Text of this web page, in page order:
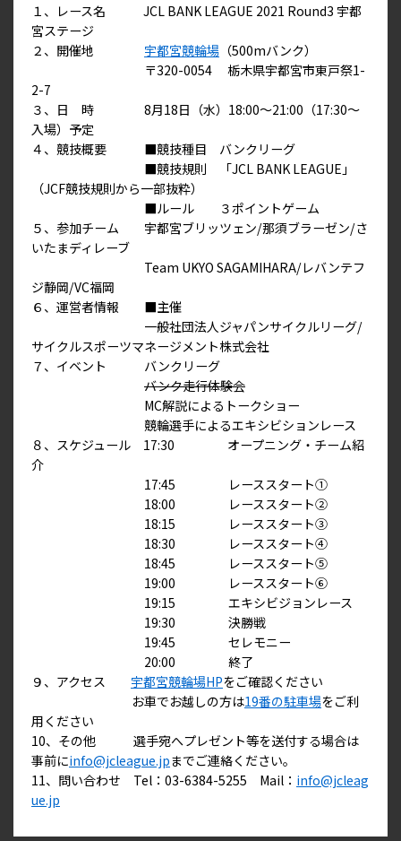
１、レース名 JCL BANK LEAGUE 2021 Round3 宇都
宮ステージ
２、開催地 宇都宮競輪場 （500mバンク）
〒320-0054 栃木県宇都宮市東戸祭1-
2-7
３、日 時 8月18日（水）18:00～21:00（17:30～
入場）予定
４、競技概要 ■競技種目 バンクリーグ
■競技規則 「JCL BANK LEAGUE」
（JCF競技規則から一部抜粋）
■ルール ３ポイントゲーム
５、参加チーム 宇都宮ブリッツェン/那須ブラーゼン/さ
いたまディレーブ
Team UKYO SAGAMIHARA/レバンテフ
ジ静岡/VC福岡
６、運営者情報 ■主催
一般社団法人ジャパンサイクルリーグ/
サイクルスポーツマネージメント株式会社
７、イベント バンクリーグ
バンク走行体験会
MC解説によるトークショー
競輪選手によるエキシビションレース
８、スケジュール 17:30 オープニング・チーム紹
介
17:45 レーススタート①
18:00 レーススタート②
18:15 レーススタート③
18:30 レーススタート④
18:45 レーススタート⑤
19:00 レーススタート⑥
19:15 エキシビジョンレース
19:30 決勝戦
19:45 セレモニー
20:00 終了
９、アクセス 宇都宮競輪場HPをご確認ください
お車でお越しの方は19番の駐車場をご利
用ください
10、その他 選手宛へプレゼント等を送付する場合は
事前にinfo@jcleague.jpまでご連絡ください。
11、問い合わせ Tel：03-6384-5255 Mail： info@jcleag
ue.jp